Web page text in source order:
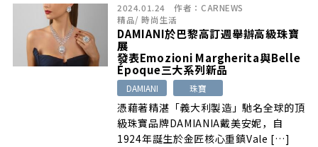
2024.01.24 作者： CARNEWS
精品/時尚生活
DAMIANI於巴黎高訂週舉辦高級珠寶
展
發表Emozioni Margherita與Belle
Époque三大系列新品
DAMIANI 珠寶
憑藉著精湛「義大利製造」馳名全球的頂
級珠寶品牌DAMIANIA戴美安妮，自
1924年誕生於金匠核心重鎮Vale […]